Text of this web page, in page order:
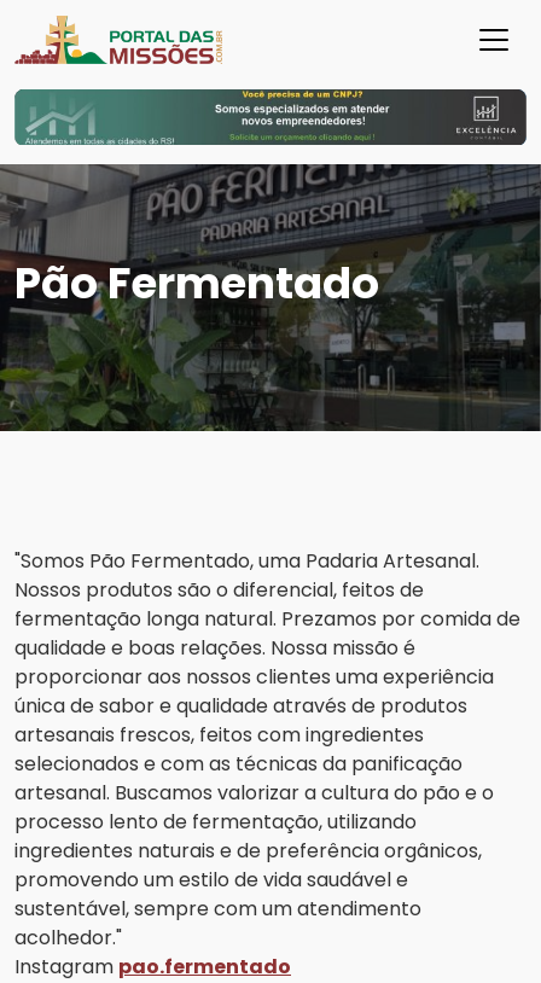
Pão Fermentado
"Somos Pão Fermentado, uma Padaria Artesanal.
Nossos produtos são o diferencial, feitos de
fermentação longa natural. Prezamos por comida de
qualidade e boas relações. Nossa missão é
proporcionar aos nossos clientes uma experiência
única de sabor e qualidade através de produtos
artesanais frescos, feitos com ingredientes
selecionados e com as técnicas da panificação
artesanal. Buscamos valorizar a cultura do pão e o
processo lento de fermentação, utilizando
ingredientes naturais e de preferência orgânicos,
promovendo um estilo de vida saudável e
sustentável, sempre com um atendimento
acolhedor."
Instagram pao.fermentado